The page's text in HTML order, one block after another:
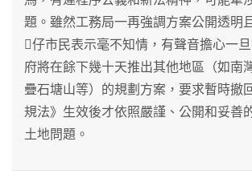
題。雖然工務局一再強調方案公開透明
仔市民表示毫不知情，有聲音擔心一
府將在餘下幾十天推出其他地區（如南
疊石塘山等）的規劃方案，要求暫時撤
規法》生效後才依照嚴謹、公開和妥善
土地問題。